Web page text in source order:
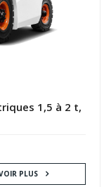
1,5 à 2 t,
PLUS